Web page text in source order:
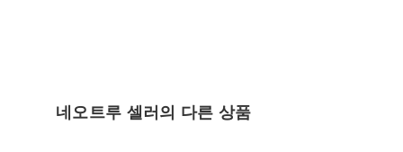
네오트루 셀러의 다른 상품